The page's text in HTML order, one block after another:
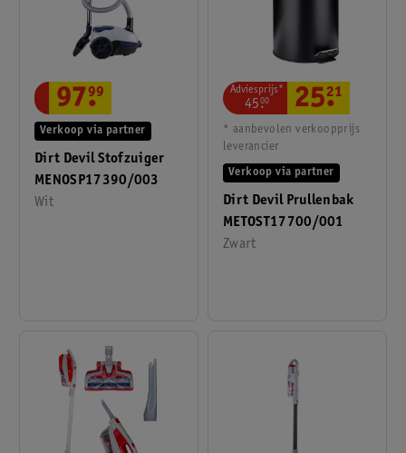
Dirt Devil Stofzuiger
MENOSP17390/003
Wit
Verkoop via partner
97.
99
Dirt Devil Prullenbak
METOST17700/001
Zwart
Verkoop via partner
Adviesprijs*
45.
00 25.
21
* aanbevolen verkoopprijs
leverancier